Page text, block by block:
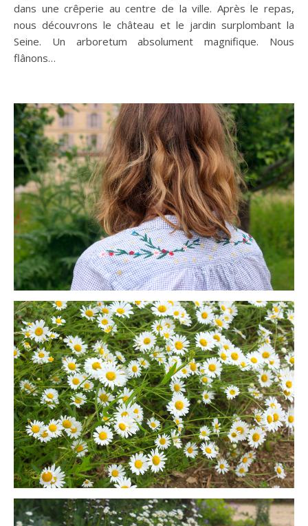
dans une crêperie au centre de la ville. Après le repas,
nous découvrons le château et le jardin surplombant la
Seine. Un arboretum absolument magnifique. Nous
flânons…